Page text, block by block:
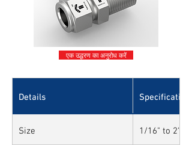
एक उद्धरण का अनुरोध करें
Details Specifications
Size 1/16" to 2"